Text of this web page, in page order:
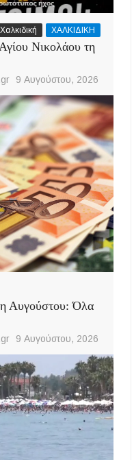
Χαλκιδική ΧΑΛΚΙΔΙΚΗ
Νικολάου τη
9 Αυγούστου, 2026
Αυγούστου: Όλα
9 Αυγούστου, 2026